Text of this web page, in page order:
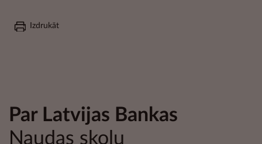
Izdrukāt
Par Latvijas Bankas
Naudas skolu